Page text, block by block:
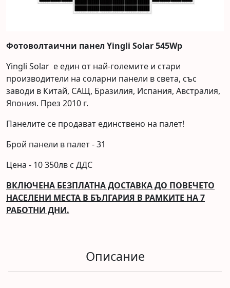
Фотоволтаични панел Yingli Solar 545Wp
Yingli Solar е един от най-големите и стари
производители на соларни панели в света, със
заводи в Китай, САЩ, Бразилия, Испания, Австралия,
Япония. През 2010 г.
Панелите се продават единствено на палет!
Брой панели в палет - 31
Цена - 10 350лв с ДДС
ВКЛЮЧЕНА БЕЗПЛАТНА ДОСТАВКА ДО ПОВЕЧЕТО
НАСЕЛЕНИ МЕСТА В БЪЛГАРИЯ В РАМКИТЕ НА 7
РАБОТНИ ДНИ.
Описание